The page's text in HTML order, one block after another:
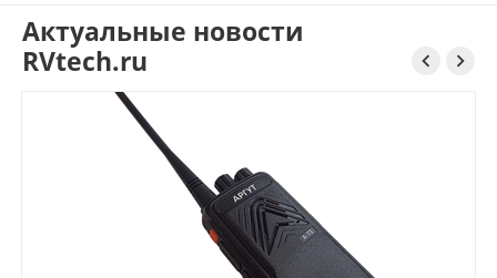
Актуальные новости
RVtech.ru
 